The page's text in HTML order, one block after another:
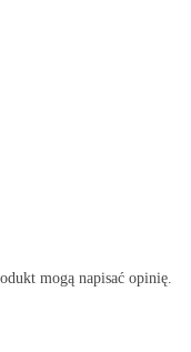
mogą napisać opinię.